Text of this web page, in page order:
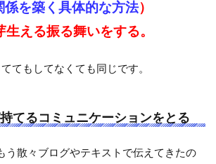
係を築く具体的な方法）
える振る舞いをする。
てもしてなくても同じです。
てるコミュニケーションをとる
う散々ブログやテキストで伝えてきたの